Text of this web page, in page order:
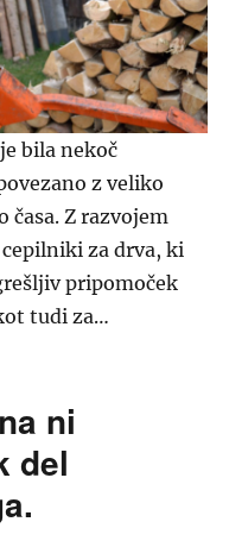
bila nekoč
z veliko
časa. Z razvojem
za drva, ki
pripomoček
tudi za…
ni
del